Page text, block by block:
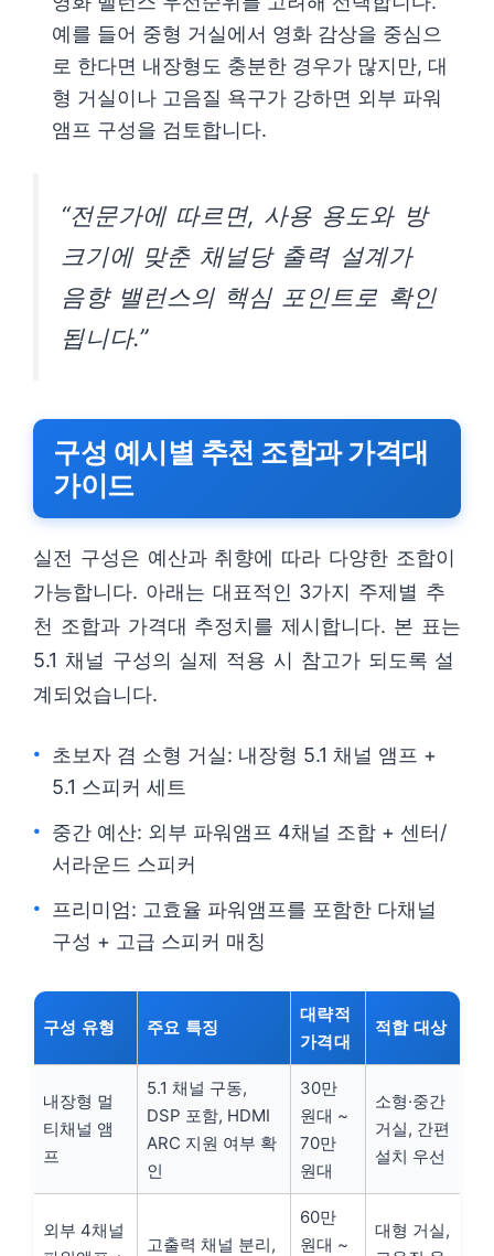
예를 들어 중형 거실에서 영화 감상을 중심으
로 한다면 내장형도 충분한 경우가 많지만, 대
형 거실이나 고음질 욕구가 강하면 외부 파워
앰프 구성을 검토합니다.
“전문가에 따르면, 사용 용도와 방
크기에 맞춘 채널당 출력 설계가
음향 밸런스의 핵심 포인트로 확인
됩니다.”
구성 예시별 추천 조합과 가격대
가이드
실전 구성은 예산과 취향에 따라 다양한 조합이
가능합니다. 아래는 대표적인 3가지 주제별 추
천 조합과 가격대 추정치를 제시합니다. 본 표는
5.1 채널 구성의 실제 적용 시 참고가 되도록 설
계되었습니다.
초보자 겸 소형 거실: 내장형 5.1 채널 앰프 +
5.1 스피커 세트
중간 예산: 외부 파워앰프 4채널 조합 + 센터/
서라운드 스피커
프리미엄: 고효율 파워앰프를 포함한 다채널
구성 + 고급 스피커 매칭
구성 유형 주요 특징
대략적
가격대
적합 대상
내장형 멀
티채널 앰
프
5.1 채널 구동,
DSP 포함, HDMI
ARC 지원 여부 확
인
30만
원대 ~
70만
원대
소형·중간
거실, 간편
설치 우선
외부 4채널
고출력 채널 분리,
60만
원대 ~
대형 거실,